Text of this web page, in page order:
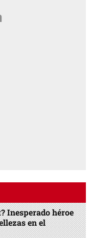
Inesperado héroe
en el